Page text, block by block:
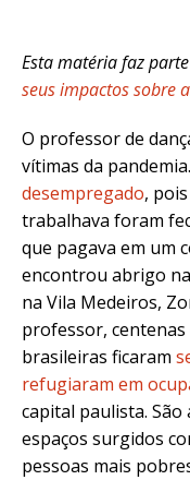
Esta matéria faz
seus impactos sobre
O professor de
vítimas da pandemia.
desempregado,
trabalhava foram
que pagava em um
encontrou abrigo na
na Vila Medeiros,
professor, centenas
brasileiras ficaram
refugiaram em
capital paulista. São
espaços surgidos
pessoas mais